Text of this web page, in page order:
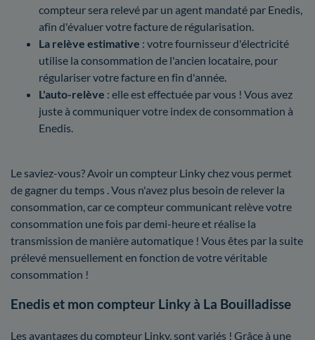
compteur sera relevé par un agent mandaté par Enedis,
afin d'évaluer votre facture de régularisation.
La relève estimative : votre fournisseur d'électricité
utilise la consommation de l'ancien locataire, pour
régulariser votre facture en fin d'année.
L'auto-relève : elle est effectuée par vous ! Vous avez
juste à communiquer votre index de consommation à
Enedis.
Le saviez-vous? Avoir un compteur Linky chez vous permet
de gagner du temps . Vous n'avez plus besoin de relever la
consommation, car ce compteur communicant relève votre
consommation une fois par demi-heure et réalise la
transmission de manière automatique ! Vous êtes par la suite
prélevé mensuellement en fonction de votre véritable
consommation !
Enedis et mon compteur Linky à La Bouilladisse
Les avantages du compteur Linky, sont variés ! Grâce à une